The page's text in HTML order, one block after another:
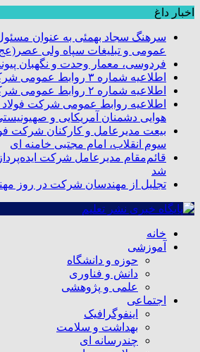
اخبار داغ
سرهنگ سجاد بهمئی به عنوان
عمومی و تبلیغات سپاه ولی
فردوسی، معمار وحدت و نگهبان
اطلاعیه شماره ۳ روابط عمومی شرکت فولاد خوزستان
اطلاعیه شماره ۲ روابط عمومی شرکت فولاد خوزستان
اطلاعیه روابط عمومی شرکت
هوایی دشمنان آمریکایی و
بیعت مدیرعامل و کارکنان شرکت
سوم انقلاب، امام مجتبی خامنه ای
قائم‌مقام مدیرعامل شرکت
شد
تجلیل از مهندسان شرکت در روز
خانه
آموزشی
حوزه و دانشگاه
دانش و فناوری
علمی و پژوهشی
اجتماعی
اینفوگرافیک
بهداشت و سلامت
چندرسانه ای